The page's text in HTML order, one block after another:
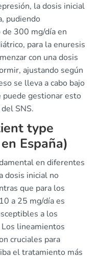
la dosis inicial
pudiendo
300 mg/día en
para la enuresis
con una dosis
ajustando según
se lleva a cabo bajo
puede gestionar esto
SNS.
type
España)
en diferentes
dosis inicial no
que para los
a 25 mg/día es
a los
lineamientos
cruciales para
el tratamiento más